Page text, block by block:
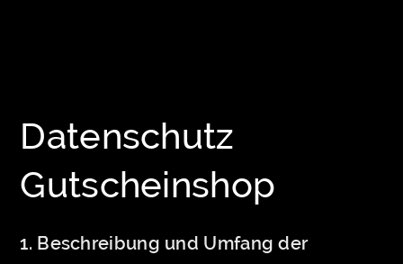
Datenschutz
Gutscheinshop
1. Beschreibung und Umfang der